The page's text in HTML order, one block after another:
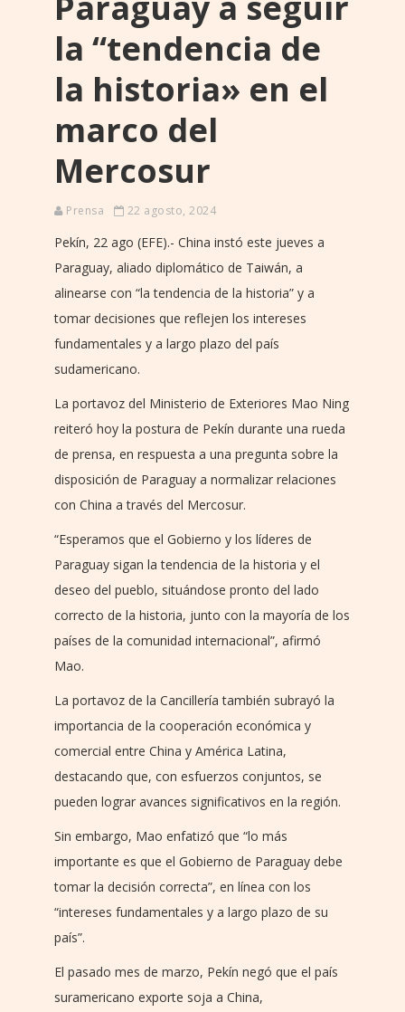
la “tendencia de
la historia» en el
marco del
Mercosur
Prensa 22 agosto, 2024
Pekín, 22 ago (EFE).- China instó este jueves a
Paraguay, aliado diplomático de Taiwán, a
alinearse con “la tendencia de la historia” y a
tomar decisiones que reflejen los intereses
fundamentales y a largo plazo del país
sudamericano.
La portavoz del Ministerio de Exteriores Mao Ning
reiteró hoy la postura de Pekín durante una rueda
de prensa, en respuesta a una pregunta sobre la
disposición de Paraguay a normalizar relaciones
con China a través del Mercosur.
“Esperamos que el Gobierno y los líderes de
Paraguay sigan la tendencia de la historia y el
deseo del pueblo, situándose pronto del lado
correcto de la historia, junto con la mayoría de los
países de la comunidad internacional”, afirmó
Mao.
La portavoz de la Cancillería también subrayó la
importancia de la cooperación económica y
comercial entre China y América Latina,
destacando que, con esfuerzos conjuntos, se
pueden lograr avances significativos en la región.
Sin embargo, Mao enfatizó que “lo más
importante es que el Gobierno de Paraguay debe
tomar la decisión correcta”, en línea con los
“intereses fundamentales y a largo plazo de su
país”.
El pasado mes de marzo, Pekín negó que el país
suramericano exporte soja a China,